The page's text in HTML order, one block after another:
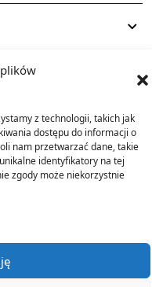
z technologii, takich jak
dostępu do informacji o
nam przetwarzać dane, takie
identyfikatory na tej
zgody może niekorzystnie